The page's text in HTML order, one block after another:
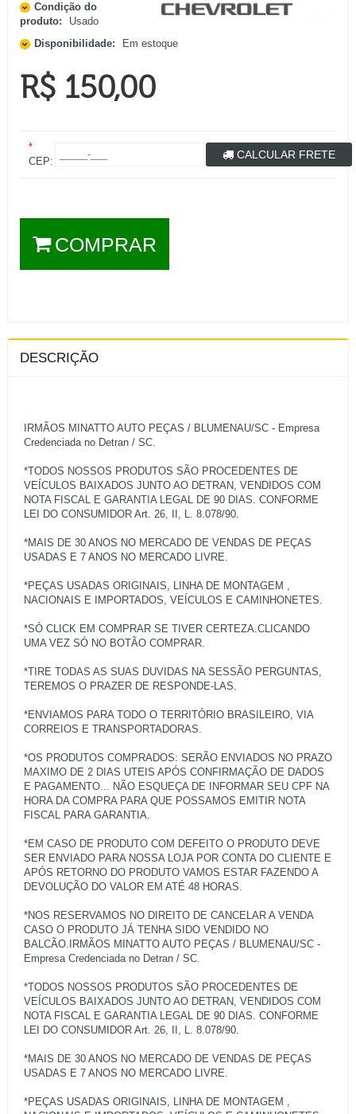
Condição do
produto:
Usado
Disponibilidade:
Em estoque
R$ 150,00
*
CEP:
CALCULAR FRETE
COMPRAR
DESCRIÇÃO
IRMÃOS MINATTO AUTO PEÇAS / BLUMENAU/SC - Empresa
Credenciada no Detran / SC.
*TODOS NOSSOS PRODUTOS SÃO PROCEDENTES DE
VEÍCULOS BAIXADOS JUNTO AO DETRAN, VENDIDOS COM
NOTA FISCAL E GARANTIA LEGAL DE 90 DIAS. CONFORME
LEI DO CONSUMIDOR Art. 26, II, L. 8.078/90.
*MAIS DE 30 ANOS NO MERCADO DE VENDAS DE PEÇAS
USADAS E 7 ANOS NO MERCADO LIVRE.
*PEÇAS USADAS ORIGINAIS, LINHA DE MONTAGEM ,
NACIONAIS E IMPORTADOS, VEÍCULOS E CAMINHONETES.
*SÓ CLICK EM COMPRAR SE TIVER CERTEZA.CLICANDO
UMA VEZ SÓ NO BOTÃO COMPRAR.
*TIRE TODAS AS SUAS DUVIDAS NA SESSÃO PERGUNTAS,
TEREMOS O PRAZER DE RESPONDE-LAS.
*ENVIAMOS PARA TODO O TERRITÓRIO BRASILEIRO, VIA
CORREIOS E TRANSPORTADORAS.
*OS PRODUTOS COMPRADOS: SERÃO ENVIADOS NO PRAZO
MAXIMO DE 2 DIAS UTEIS APÓS CONFIRMAÇÃO DE DADOS
E PAGAMENTO... NÃO ESQUEÇA DE INFORMAR SEU CPF NA
HORA DA COMPRA PARA QUE POSSAMOS EMITIR NOTA
FISCAL PARA GARANTIA.
*EM CASO DE PRODUTO COM DEFEITO O PRODUTO DEVE
SER ENVIADO PARA NOSSA LOJA POR CONTA DO CLIENTE E
APÓS RETORNO DO PRODUTO VAMOS ESTAR FAZENDO A
DEVOLUÇÃO DO VALOR EM ATÉ 48 HORAS.
*NOS RESERVAMOS NO DIREITO DE CANCELAR A VENDA
CASO O PRODUTO JÁ TENHA SIDO VENDIDO NO
BALCÃO.IRMÃOS MINATTO AUTO PEÇAS / BLUMENAU/SC -
Empresa Credenciada no Detran / SC.
*TODOS NOSSOS PRODUTOS SÃO PROCEDENTES DE
VEÍCULOS BAIXADOS JUNTO AO DETRAN, VENDIDOS COM
NOTA FISCAL E GARANTIA LEGAL DE 90 DIAS. CONFORME
LEI DO CONSUMIDOR Art. 26, II, L. 8.078/90.
*MAIS DE 30 ANOS NO MERCADO DE VENDAS DE PEÇAS
USADAS E 7 ANOS NO MERCADO LIVRE.
*PEÇAS USADAS ORIGINAIS, LINHA DE MONTAGEM ,